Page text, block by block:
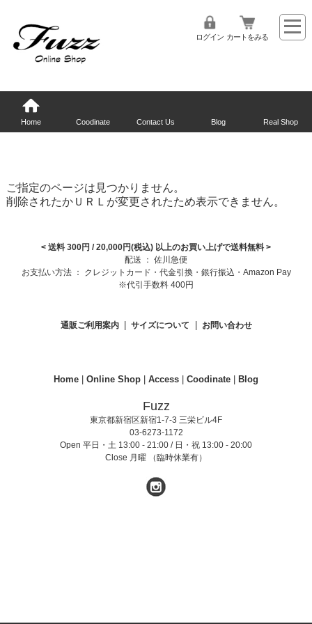
ログイン カートをみる
Home Coodinate Contact Us Blog Real Shop
ご指定のページは見つかりません。
削除されたかＵＲＬが変更されたため表示できません。
< 送料 300円 / 20,000円(税込) 以上のお買い上げで送料無料 >
配送 ： 佐川急便
お支払い方法 ： クレジットカード・代金引換・銀行振込・Amazon Pay
※代引手数料 400円
通販ご利用案内 サイズについて お問い合わせ
Home Online Shop Access Coodinate Blog
Fuzz
東京都新宿区新宿1-7-3 三栄ビル4F
03-6273-1172
Open 平日・土 13:00 - 21:00 / 日・祝 13:00 - 20:00
Close 月曜 （臨時休業有）